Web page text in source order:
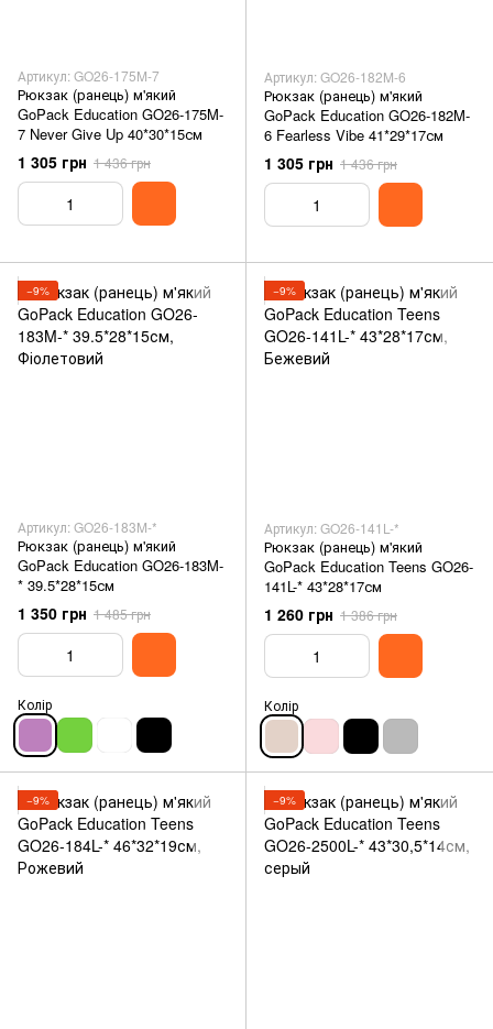
Артикул: GO26-175M-7
Рюкзак (ранець) м'який
GoPack Education GO26-175M-
7 Never Give Up 40*30*15см
1 305 грн 1 436 грн
Артикул: GO26-182M-6
Рюкзак (ранець) м'який
GoPack Education GO26-182M-
6 Fearless Vibe 41*29*17см
1 305 грн 1 436 грн
−9%
Артикул: GO26-183M-*
Рюкзак (ранець) м'який
GoPack Education GO26-183M-
* 39.5*28*15см
1 350 грн 1 485 грн
Колір
−9%
Артикул: GO26-141L-*
Рюкзак (ранець) м'який
GoPack Education Teens GO26-
141L-* 43*28*17см
1 260 грн 1 386 грн
Колір
−9% −9%